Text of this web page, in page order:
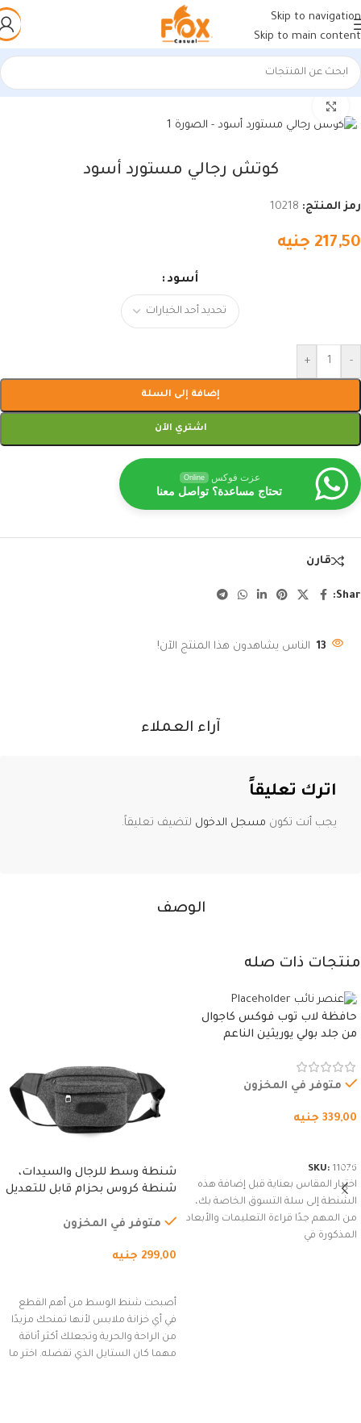
Skip to navigation
Skip to main content
الرئيسية/أحذية رجالي/كوتشي رجالي
كوتش رجالي مستورد أسود
رمز المنتج: 10218
217,50 جنيه
أسود
-
+
إضافة إلى السلة
اشتري الآن
عزت فوكس Online
تحتاج مساعدة؟ تواصل معنا
قارن
13 الناس يشاهدون هذا المنتج الآن!
الوصف
آراء العملاء
اترك تعليقاً
يجب أنت تكون مسجل الدخول لتضيف تعليقاً.
منتجات ذات صله
حافظة لاب توب فوكس كاجوال
من جلد بولي يوريثين الناعم
وسوستة.
متوفر في المخزون
339,00 جنيه
SKU: 11076
اختيار المقاس بعناية قبل إضافة هذه
الشنطة إلى سلة التسوق الخاصة بك،
من المهم جدًا قراءة التعليمات والأبعاد
المذكورة في
شنطة وسط للرجال والسيدات،
شنطة كروس بحزام قابل للتعديل
السفر، الجري العادي، المشي
(رمادي)
متوفر في المخزون
299,00 جنيه
أصبحت شنط الوسط من أهم القطع
في أي خزانة ملابس لأنها تمنحك مزيدًا
من الراحة والحرية وتجعلك أكثر أناقة
مهما كان الستايل الذي تفضله. اختر ما